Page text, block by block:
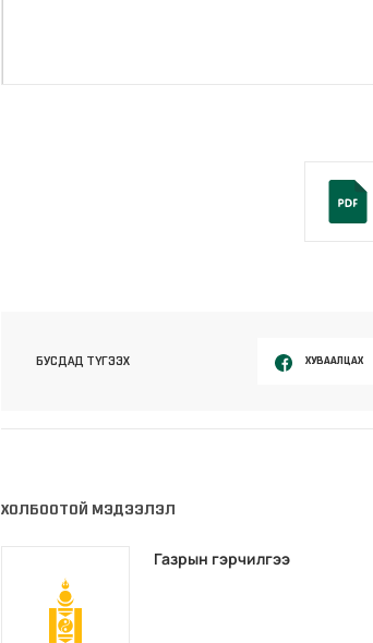
БУСДАД ТҮГЭЭХ ХУВААЛЦАХ
ХОЛБООТОЙ МЭДЭЭЛЭЛ
Газрын гэрчилгээ